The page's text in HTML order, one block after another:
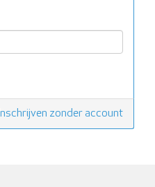
Inschrijven zonder account